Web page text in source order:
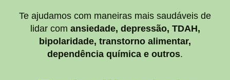
Te ajudamos com maneiras mais saudáveis de
lidar com ansiedade, depressão, TDAH,
bipolaridade, transtorno alimentar,
dependência química e outros.